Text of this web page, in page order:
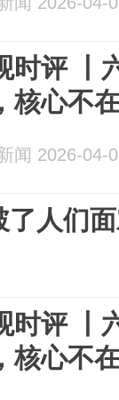
时评 丨
核心不
闻 2026-04-
了人们
时评 丨
核心不